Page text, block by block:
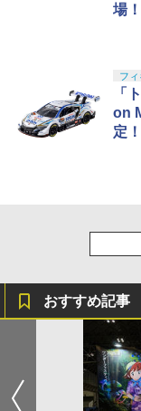
場！
フ
「
on
定！
おすすめ記事